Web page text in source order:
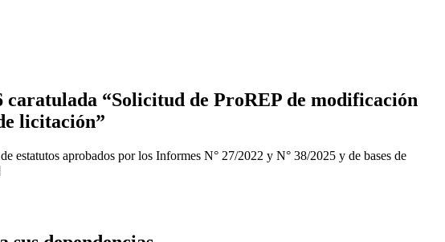
caratulada “Solicitud de ProREP de modificación
licitación”
estatutos aprobados por los Informes N° 27/2022 y N° 38/2025 y de bases de